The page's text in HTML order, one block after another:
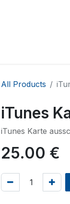
All Products
iTunes
iTunes Karte
25.00 €